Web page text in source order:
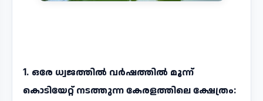
1. ഒരേ ധ്വജത്തിൽ വർഷത്തിൽ മൂന്ന്
കൊടിയേറ്റ് നടത്തുന്ന കേരളത്തിലെ ക്ഷേത്രം: